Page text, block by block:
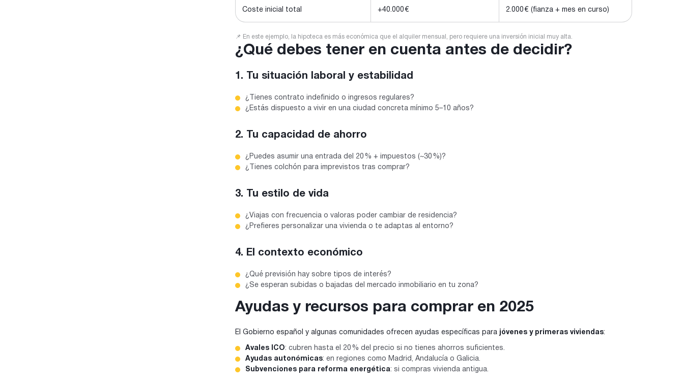
Coste inicial total +40.000 € 2.000 € (fianza + mes en curso)
📌 En este ejemplo, la hipoteca es más económica que el alquiler mensual, pero requiere una inversión inicial muy alta.
¿Qué debes tener en cuenta antes de decidir?
1. Tu situación laboral y estabilidad
¿Tienes contrato indefinido o ingresos regulares?
¿Estás dispuesto a vivir en una ciudad concreta mínimo 5–10 años?
2. Tu capacidad de ahorro
¿Puedes asumir una entrada del 20 % + impuestos (~30 %)?
¿Tienes colchón para imprevistos tras comprar?
3. Tu estilo de vida
¿Viajas con frecuencia o valoras poder cambiar de residencia?
¿Prefieres personalizar una vivienda o te adaptas al entorno?
4. El contexto económico
¿Qué previsión hay sobre tipos de interés?
¿Se esperan subidas o bajadas del mercado inmobiliario en tu zona?
Ayudas y recursos para comprar en 2025
El Gobierno español y algunas comunidades ofrecen ayudas específicas para jóvenes y primeras viviendas:
Avales ICO: cubren hasta el 20 % del precio si no tienes ahorros suficientes.
Ayudas autonómicas: en regiones como Madrid, Andalucía o Galicia.
Subvenciones para reforma energética: si compras vivienda antigua.